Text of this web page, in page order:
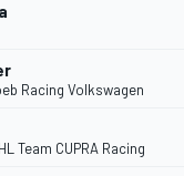
Racing Volkswagen
Team CUPRA Racing